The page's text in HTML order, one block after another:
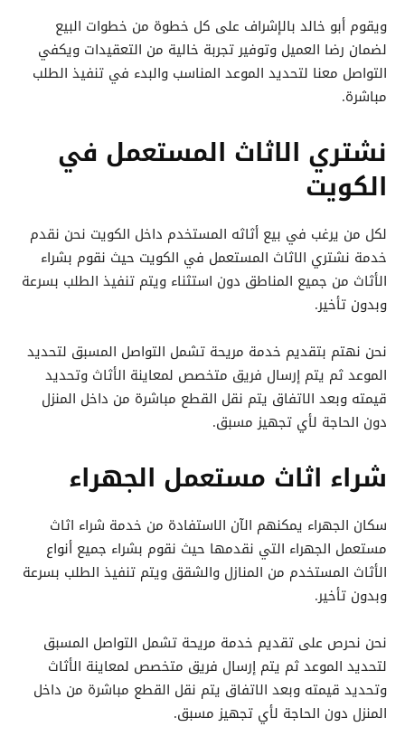
ويقوم أبو خالد بالإشراف على كل خطوة من خطوات البيع
لضمان رضا العميل وتوفير تجربة خالية من التعقيدات ويكفي
التواصل معنا لتحديد الموعد المناسب والبدء في تنفيذ الطلب
مباشرة.
نشتري الاثاث المستعمل في
الكويت
لكل من يرغب في بيع أثاثه المستخدم داخل الكويت نحن نقدم
خدمة نشتري الاثاث المستعمل في الكويت حيث نقوم بشراء
الأثاث من جميع المناطق دون استثناء ويتم تنفيذ الطلب بسرعة
وبدون تأخير.
نحن نهتم بتقديم خدمة مريحة تشمل التواصل المسبق لتحديد
الموعد ثم يتم إرسال فريق متخصص لمعاينة الأثاث وتحديد
قيمته وبعد الاتفاق يتم نقل القطع مباشرة من داخل المنزل
دون الحاجة لأي تجهيز مسبق.
شراء اثاث مستعمل الجهراء
سكان الجهراء يمكنهم الآن الاستفادة من خدمة شراء اثاث
مستعمل الجهراء التي نقدمها حيث نقوم بشراء جميع أنواع
الأثاث المستخدم من المنازل والشقق ويتم تنفيذ الطلب بسرعة
وبدون تأخير.
نحن نحرص على تقديم خدمة مريحة تشمل التواصل المسبق
لتحديد الموعد ثم يتم إرسال فريق متخصص لمعاينة الأثاث
وتحديد قيمته وبعد الاتفاق يتم نقل القطع مباشرة من داخل
المنزل دون الحاجة لأي تجهيز مسبق.